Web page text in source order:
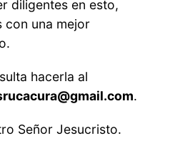
diligentes en esto,
con una mejor
hacerla al
.
Señor Jesucristo.